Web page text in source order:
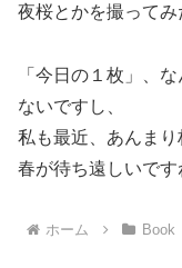
夜桜とかを撮ってみ
「今日の１枚」、
ないですし、
私も最近、あんまり
春が待ち遠しいです
ホーム Book